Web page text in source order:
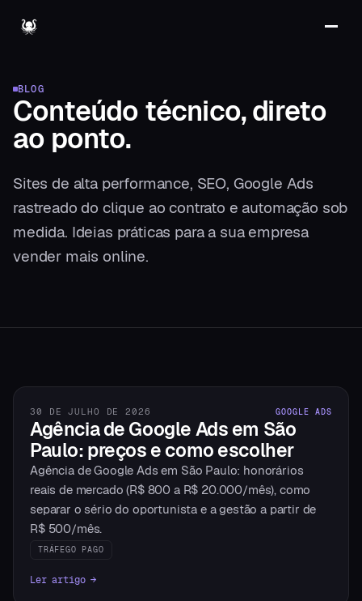
BLOG
Conteúdo técnico,direto
ao ponto.
Sites de alta performance, SEO, Google Ads
rastreado do clique ao contrato e automação sob
medida. Ideias práticas para a sua empresa
vender mais online.
30 DE JULHO DE 2026 GOOGLE ADS
Agência de Google Ads em São
Paulo: preços e como escolher
Agência de Google Ads em São Paulo: honorários
reais de mercado (R$ 800 a R$ 20.000/mês), como
separar o sério do oportunista e a gestão a partir de
R$ 500/mês.
TRÁFEGO PAGO
Ler artigo →